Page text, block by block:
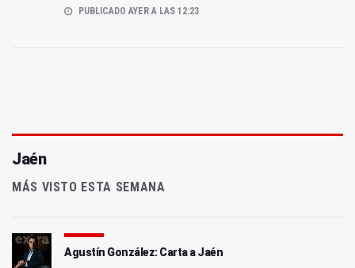
PUBLICADO AYER A LAS 12:23
Jaén
MÁS VISTO ESTA SEMANA
Agustín González: Carta a Jaén